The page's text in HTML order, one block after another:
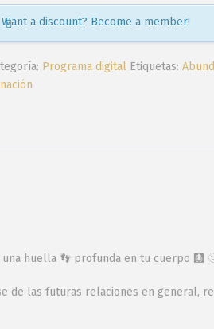
Want a discount? Become a member!
Programa digital Etiquetas:
huella 👣 profunda en tu cuerpo 🩻
las futuras relaciones en general,